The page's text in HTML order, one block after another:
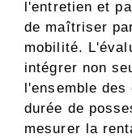
l'entretien et
de maîtriser
mobilité.
intégrer non
l'ensemble
durée de
mesurer la